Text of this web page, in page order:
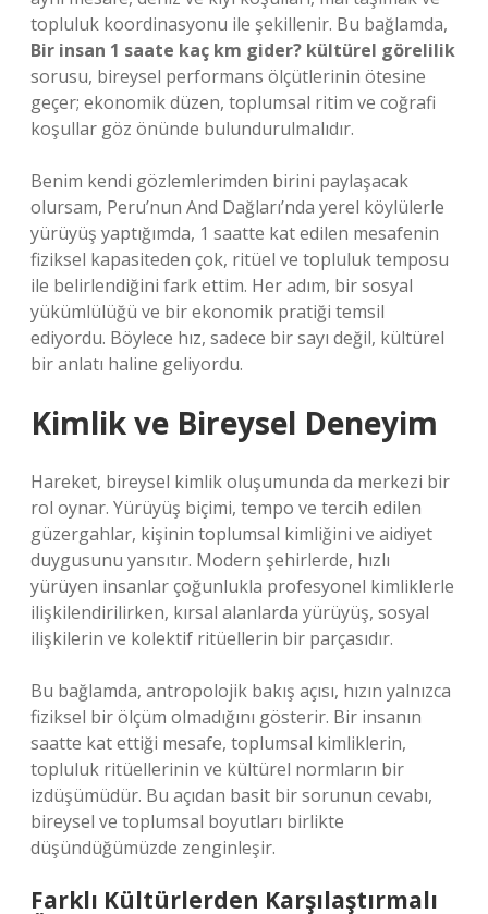
topluluk koordinasyonu ile şekillenir. Bu bağlamda,
Bir insan 1 saate kaç km gider? kültürel görelilik
sorusu, bireysel performans ölçütlerinin ötesine
geçer; ekonomik düzen, toplumsal ritim ve coğrafi
koşullar göz önünde bulundurulmalıdır.
Benim kendi gözlemlerimden birini paylaşacak
olursam, Peru’nun And Dağları’nda yerel köylülerle
yürüyüş yaptığımda, 1 saatte kat edilen mesafenin
fiziksel kapasiteden çok, ritüel ve topluluk temposu
ile belirlendiğini fark ettim. Her adım, bir sosyal
yükümlülüğü ve bir ekonomik pratiği temsil
ediyordu. Böylece hız, sadece bir sayı değil, kültürel
bir anlatı haline geliyordu.
Kimlik ve Bireysel Deneyim
Hareket, bireysel kimlikoluşumunda da merkezi bir
rol oynar. Yürüyüş biçimi, tempo ve tercih edilen
güzergahlar, kişinin toplumsal kimliğini ve aidiyet
duygusunu yansıtır. Modern şehirlerde, hızlı
yürüyen insanlar çoğunlukla profesyonel kimliklerle
ilişkilendirilirken, kırsal alanlarda yürüyüş, sosyal
ilişkilerin ve kolektif ritüellerin bir parçasıdır.
Bu bağlamda, antropolojik bakış açısı, hızın yalnızca
fiziksel bir ölçüm olmadığını gösterir. Bir insanın
saatte kat ettiği mesafe, toplumsal kimliklerin,
topluluk ritüellerinin ve kültürel normların bir
izdüşümüdür. Bu açıdan basit bir sorunun cevabı,
bireysel ve toplumsal boyutları birlikte
düşündüğümüzde zenginleşir.
Farklı Kültürlerden Karşılaştırmalı